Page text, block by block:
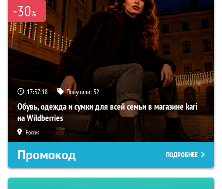
-30%
17:37:17 Получили: 32
Обувь, одежда и сумки для всей семьи в магазине kari
на Wildberries
Россия
Промокод ПОДРОБНЕЕ